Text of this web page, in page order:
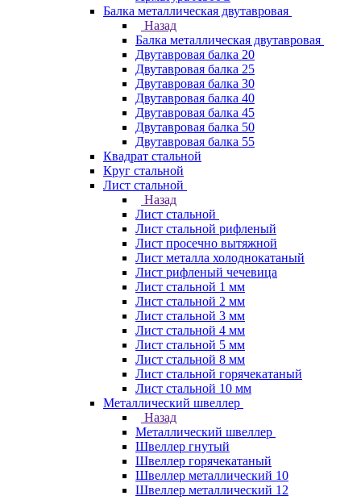
Балка металлическая двутавровая
Назад
Балка металлическая двутавровая
Двутавровая балка 20
Двутавровая балка 25
Двутавровая балка 30
Двутавровая балка 40
Двутавровая балка 45
Двутавровая балка 50
Двутавровая балка 55
Квадрат стальной
Круг стальной
Лист стальной
Назад
Лист стальной
Лист стальной рифленый
Лист просечно вытяжной
Лист металла холоднокатаный
Лист рифленый чечевица
Лист стальной 1 мм
Лист стальной 2 мм
Лист стальной 3 мм
Лист стальной 4 мм
Лист стальной 5 мм
Лист стальной 8 мм
Лист стальной горячекатаный
Лист стальной 10 мм
Металлический швеллер
Назад
Металлический швеллер
Швеллер гнутый
Швеллер горячекатаный
Швеллер металлический 10
Швеллер металлический 12